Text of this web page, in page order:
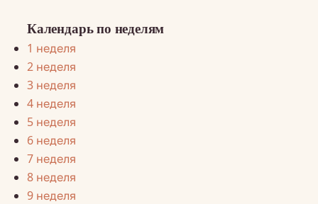
Календарь по неделям
1 неделя
2 неделя
3 неделя
4 неделя
5 неделя
6 неделя
7 неделя
8 неделя
9 неделя